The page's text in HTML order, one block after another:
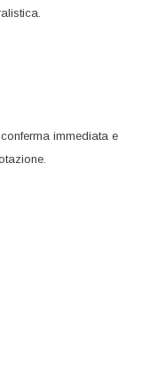
immediata e